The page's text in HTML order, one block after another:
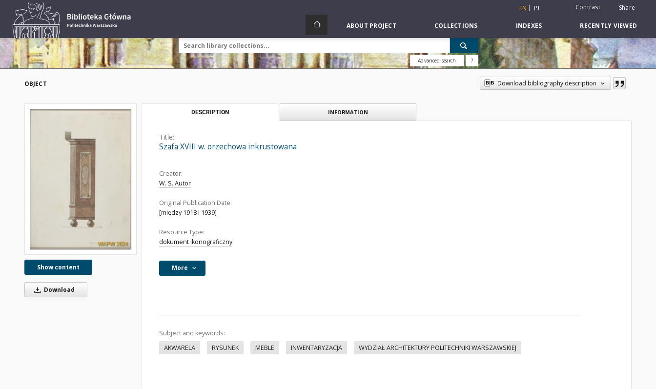
EN PL Contrast Share
ABOUT PROJECT COLLECTIONS INDEXES RECENTLY VIEWED
Advanced search ?
OBJECT Download bibliography description
Show content
Download
DESCRIPTION INFORMATION
Title:
Szafa XVIII w. orzechowa inkrustowana
Creator:
W. S. Autor
Original Publication Date:
[między 1918 i 1939]
Resource Type:
dokument ikonograficzny
More
Subject and keywords:
AKWARELA
RYSUNEK MEBLE INWENTARYZACJA WYDZIAŁ ARCHITEKTURY POLITECHNIKI WARSZAWSKIEJ